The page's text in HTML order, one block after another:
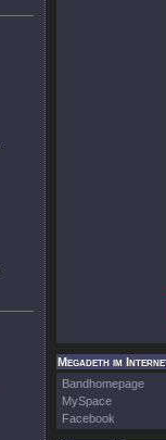
Megadeth im
Bandhomepage
MySpace
Facebook